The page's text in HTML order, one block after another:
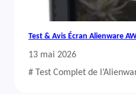
Test & Avis Écran Alienware
13 mai 2026
# Test Complet de